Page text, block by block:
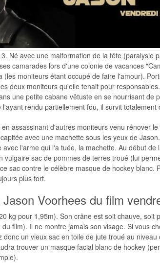
Né avec une malformation de la tête (paralysie
camarades lors d'une colonie de vacances
moniteurs étant occupé de faire l'amour).
deux moniteurs qu'elle tenait pour
une petite cabane vêtuste en se nourrisant de
rendu partiellement fou, il survit totalement
assassinant d'autres moniteurs venu rénover le
avec une machette sous les yeux de
l'arme qui l'a tuée, la machette. Au début de
vulgaire sac de pommes de terres troué (lui
sac contre le célèbre masque de hockey blanc.
plus fort.
Voorhees du film
kg pour 1,95m). Son crâne est soit chauve, soit
film). Il ne montre jamais son visage. Si vous
un vieux sac en toile de jute troué au niveau
trouver un masque facial blanc de hockey